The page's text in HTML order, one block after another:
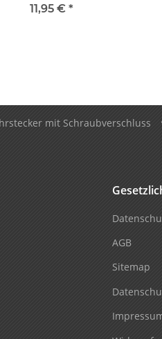
11,95 € *
mit Schraubverschluss
AGB
Sitemap